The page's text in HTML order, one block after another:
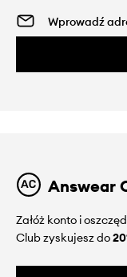
Answear
Załóż konto i
Club zyskujesz do